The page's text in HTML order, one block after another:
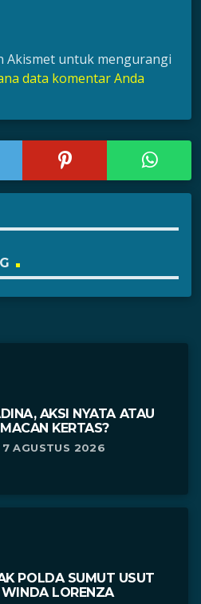
Akismet untuk mengurangi
data komentar Anda
AKSI NYATA ATAU
KERTAS?
7 AGUSTUS 2026
POLDA SUMUT USUT
LORENZA